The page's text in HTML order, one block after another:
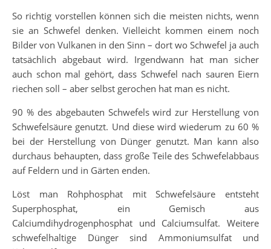
So richtig vorstellen können sich die meisten nichts, wenn
sie an Schwefel denken. Vielleicht kommen einem noch
Bilder von Vulkanen in den Sinn – dort wo Schwefel ja auch
tatsächlich abgebaut wird. Irgendwann hat man sicher
auch schon mal gehört, dass Schwefel nach sauren Eiern
riechen soll – aber selbst gerochen hat man es nicht.
90 % des abgebauten Schwefels wird zur Herstellung von
Schwefelsäure genutzt. Und diese wird wiederum zu 60 %
bei der Herstellung von Dünger genutzt. Man kann also
durchaus behaupten, dass große Teile des Schwefelabbaus
auf Feldern und in Gärten enden.
Löst man Rohphosphat mit Schwefelsäure entsteht
Superphosphat, ein Gemisch aus
Calciumdihydrogenphosphat und Calciumsulfat. Weitere
schwefelhaltige Dünger sind Ammoniumsulfat und